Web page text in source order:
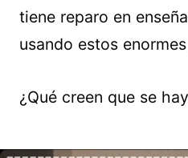
tiene reparo en
usando estos
¿Qué creen que se